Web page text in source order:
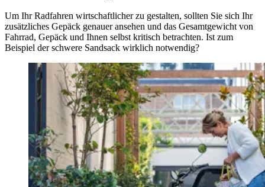
Um Ihr Radfahren wirtschaftlicher zu gestalten, sollten Sie sich Ihr
zusätzliches Gepäck genauer ansehen und das Gesamtgewicht von
Fahrrad, Gepäck und Ihnen selbst kritisch betrachten. Ist zum
Beispiel der schwere Sandsack wirklich notwendig?